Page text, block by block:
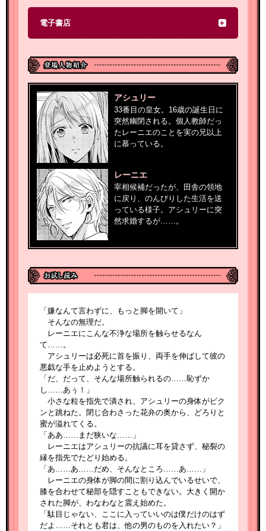
電子書店
アシュリー
33番目の皇女。16歳の誕生日に
突然幽閉される。個人教師だっ
たレーニエのことを実の兄以上
に慕っている。
レーニエ
宰相候補だったが、田舎の領地
に戻り、のんびりした生活を送
っている様子。アシュリーに突
然求婚するが……。
「嫌なんて言わずに、もっと脚を開いて」
そんなの無理だ。
レーニエにこんな不浄な場所を触らせるなん
て……。
アシュリーは必死に首を振り、両手を伸ばして彼の
悪戯な手を止めようとする。
「だ、だって、そんな場所触られるの……恥ずか
し……あぅ！」
小さな粒を指先で潰され、アシュリーの身体がビク
ンと跳ねた。閉じ合わさった花弁の奥から、どろりと
蜜が溢れてくる。
「ああ……まだ狭いな……」
レーニエはアシュリーの抗議に耳を貸さず、秘裂の
縁を指先でたどり始める。
「あ……あ……だめ、そんなところ……あ……」
レーニエの身体が脚の間に割り込んでいるせいで、
膝を合わせて秘部を隠すこともできない。大きく開か
された脚が、わなわなと震え始めた。
「駄目じゃない、ここに入っていいのは僕だけのはず
だよ……それとも君は、他の男のものを入れたい？」